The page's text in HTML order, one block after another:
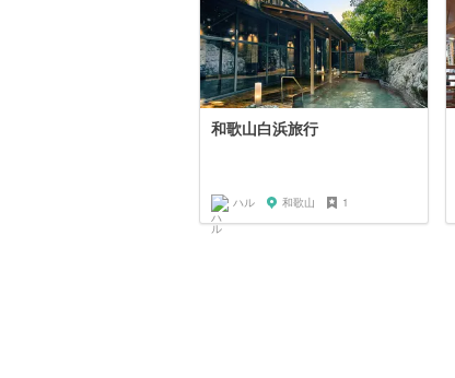
和歌山白浜旅行
ハル 和歌山 1